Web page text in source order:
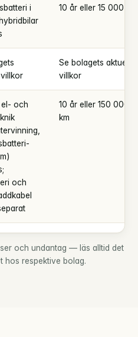
i
10 år eller 15 000 mil
Se bolagets aktuella
villkor
el- och
och
10 år eller 150 000
km
och undantag — läs alltid det
hos respektive bolag.